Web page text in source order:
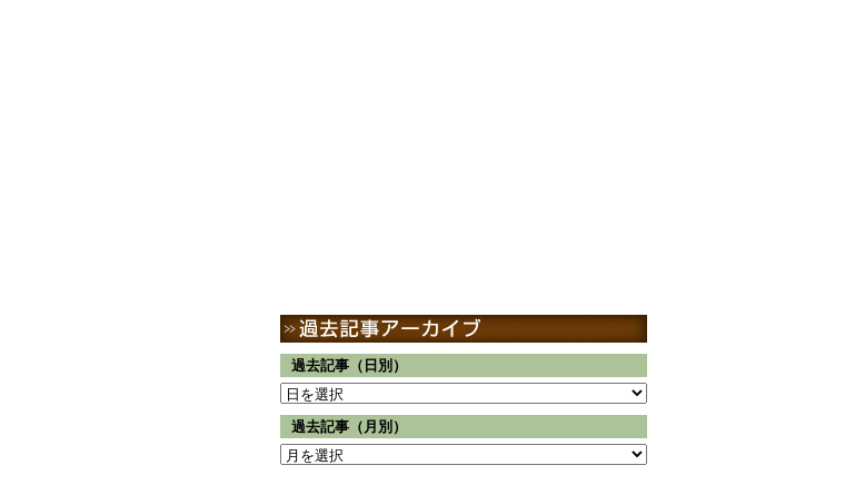
過去記事（日別）
過去記事（月別）